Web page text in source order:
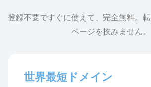
登録不要ですぐに使えて、完全無料。
ページを挟みません。
世界最短ドメイン